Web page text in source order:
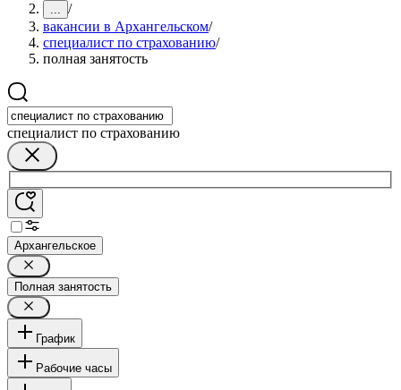
... /
вакансии в Архангельском/
специалист по страхованию/
полная занятость
специалист по страхованию
Архангельское
Полная занятость
График
Рабочие часы